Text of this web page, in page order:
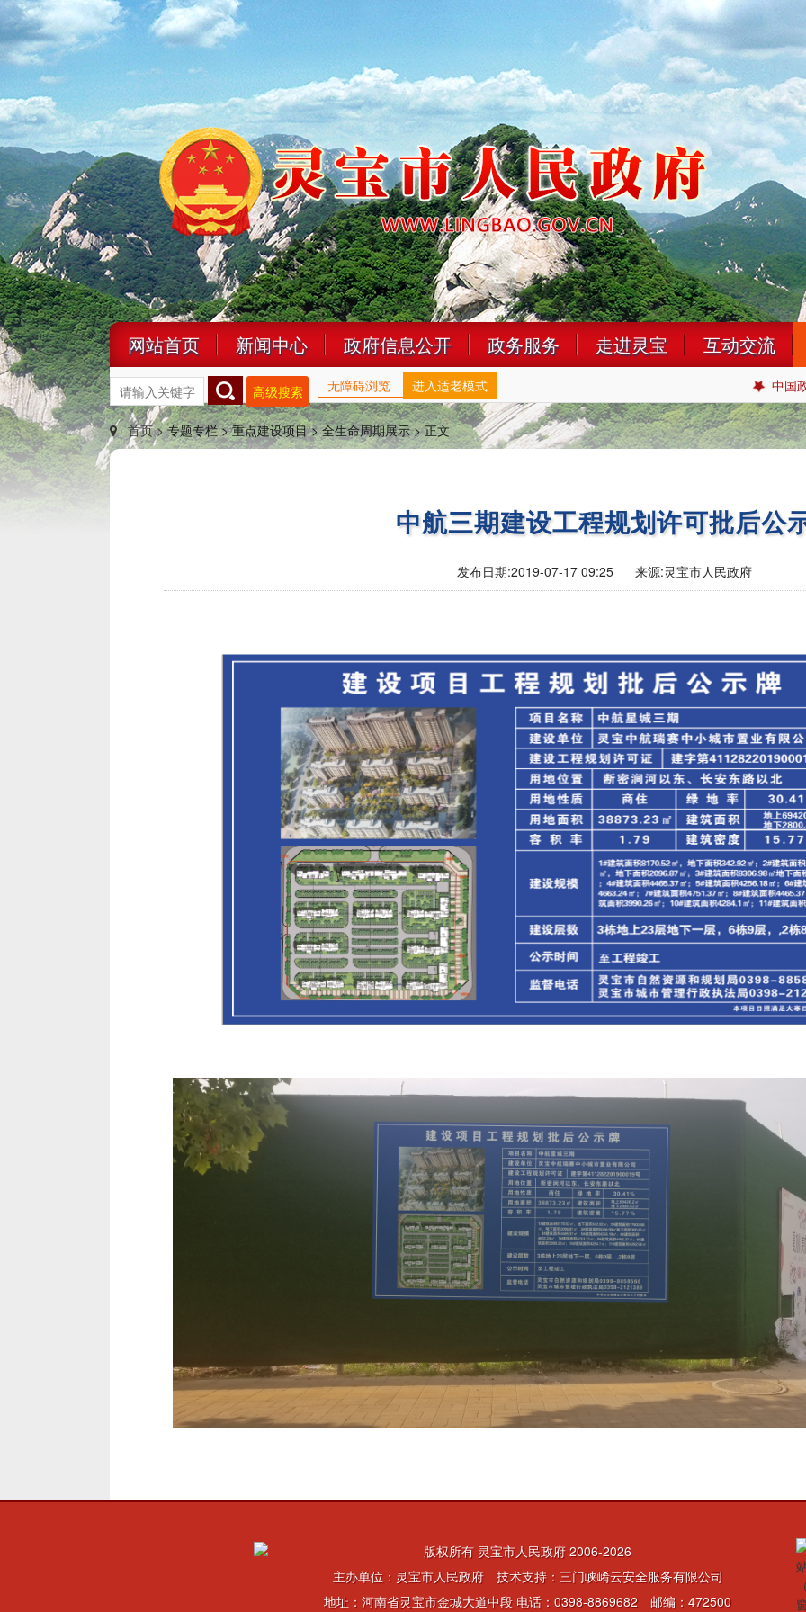
网站首页 新闻中心 政府信息公开 政务服务 走进灵宝 互动交流
高级搜索 无障碍浏览 进入适老模式 中国
首页 >专题专栏 >重点建设项目 >全生命周期展示 >正文
中航三期建设工程规划许可批后公
发布日期:2019-07-17 09:25 来源:灵宝市人民政府
版权所有 灵宝市人民政府 2006-2026
主办单位：灵宝市人民政府 技术支持：三门峡崤云安全服务有限公司
地址：河南省灵宝市金城大道中段 电话：0398-8869682 邮编：472500